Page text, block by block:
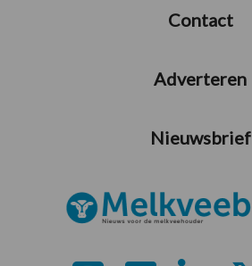
Contact
Adverteren
Nieuwsbrief